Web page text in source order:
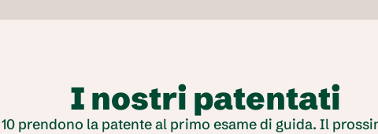
I nostri patentati
prendono la patente al primo esame di guida. Il